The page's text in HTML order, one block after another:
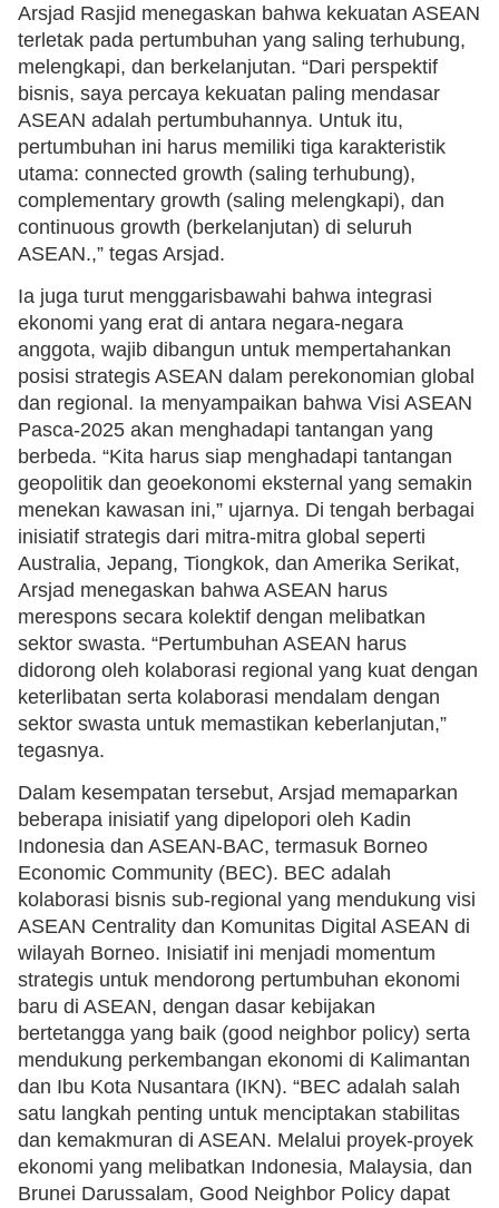
Arsjad Rasjid menegaskan bahwa kekuatan ASEAN
terletak pada pertumbuhan yang saling terhubung,
melengkapi, dan berkelanjutan. “Dari perspektif
bisnis, saya percaya kekuatan paling mendasar
ASEAN adalah pertumbuhannya. Untuk itu,
pertumbuhan ini harus memiliki tiga karakteristik
utama: connected growth (saling terhubung),
complementary growth (saling melengkapi), dan
continuous growth (berkelanjutan) di seluruh
ASEAN.,” tegas Arsjad.
Ia juga turut menggarisbawahi bahwa integrasi
ekonomi yang erat di antara negara-negara
anggota, wajib dibangun untuk mempertahankan
posisi strategis ASEAN dalam perekonomian global
dan regional. Ia menyampaikan bahwa Visi ASEAN
Pasca-2025 akan menghadapi tantangan yang
berbeda. “Kita harus siap menghadapi tantangan
geopolitik dan geoekonomi eksternal yang semakin
menekan kawasan ini,” ujarnya. Di tengah berbagai
inisiatif strategis dari mitra-mitra global seperti
Australia, Jepang, Tiongkok, dan Amerika Serikat,
Arsjad menegaskan bahwa ASEAN harus
merespons secara kolektif dengan melibatkan
sektor swasta. “Pertumbuhan ASEAN harus
didorong oleh kolaborasi regional yang kuat dengan
keterlibatan serta kolaborasi mendalam dengan
sektor swasta untuk memastikan keberlanjutan,”
tegasnya.
Dalam kesempatan tersebut, Arsjad memaparkan
beberapa inisiatif yang dipelopori oleh Kadin
Indonesia dan ASEAN-BAC, termasuk Borneo
Economic Community (BEC). BEC adalah
kolaborasi bisnis sub-regional yang mendukung visi
ASEAN Centrality dan Komunitas Digital ASEAN di
wilayah Borneo. Inisiatif ini menjadi momentum
strategis untuk mendorong pertumbuhan ekonomi
baru di ASEAN, dengan dasar kebijakan
bertetangga yang baik (good neighbor policy) serta
mendukung perkembangan ekonomi di Kalimantan
dan Ibu Kota Nusantara (IKN). “BEC adalah salah
satu langkah penting untuk menciptakan stabilitas
dan kemakmuran di ASEAN. Melalui proyek-proyek
ekonomi yang melibatkan Indonesia, Malaysia, dan
Brunei Darussalam, Good Neighbor Policy dapat